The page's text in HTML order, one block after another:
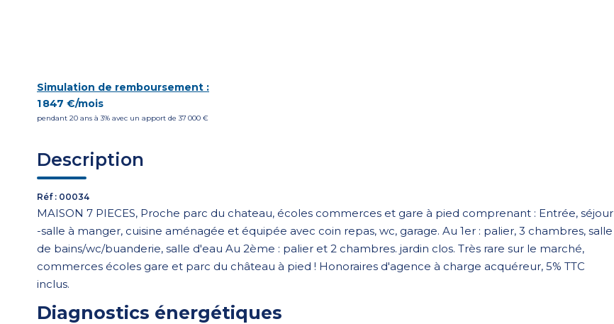
Simulation de remboursement :
1 847 €/mois
pendant 20 ans à 3% avec un apport de 37 000 €
Description
Réf : 00034
MAISON 7 PIECES, Proche parc du chateau, écoles commerces et gare à pied comprenant : Entrée, séjour
-salle à manger, cuisine aménagée et équipée avec coin repas, wc, garage. Au 1er : palier, 3 chambres, salle
de bains/wc/buanderie, salle d'eau Au 2ème : palier et 2 chambres. jardin clos. Très rare sur le marché,
commerces écoles gare et parc du château à pied ! Honoraires d'agence à charge acquéreur, 5% TTC
inclus.
Diagnostics énergétiques